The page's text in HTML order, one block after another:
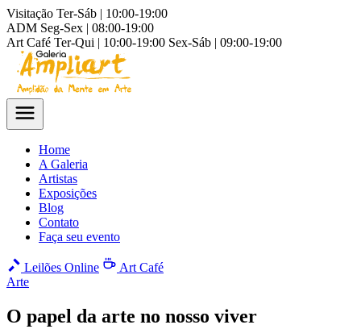
Visitação Ter-Sáb | 10:00-19:00
ADM Seg-Sex | 08:00-19:00
Art Café Ter-Qui | 10:00-19:00 Sex-Sáb | 09:00-19:00
Home
A Galeria
Artistas
Exposições
Blog
Contato
Faça seu evento
Leilões Online
Art Café
Arte
O papel da arte no nosso viver